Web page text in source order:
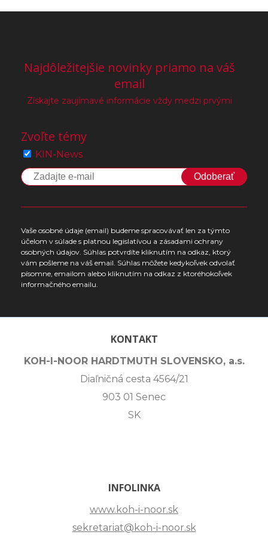
Najdôležitejšie novinky priamo na váš
email
Získajte zaujímavé informácie vždy medzi prvými
Zvoľte témy
KIN-News
Odoberať
Vaše osobné údaje (email) budeme spracovávať len za týmto
účelom v súlade s platnou legislatívou a zásadami ochrany
osobných údajov. Súhlas potvrdíte kliknutím na odkaz, ktorý
vám pošleme na váš email. Súhlas môžete kedykoľvek odvolať
písomne, emailom alebo kliknutím na odkaz z ktoréhokoľvek
informačného emailu.
KONTAKT
KOH-I-NOOR HARDTMUTH SLOVENSKO, a.s.
Diaľničná cesta 4564/21
903 01 Senec
SK
INFOLINKA
www.koh-i-noor.sk
sekretariat@koh-i-noor.sk